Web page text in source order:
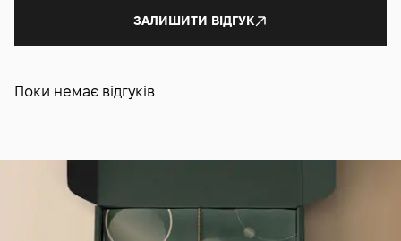
ЗАЛИШИТИ ВІДГУК
Поки немає відгуків